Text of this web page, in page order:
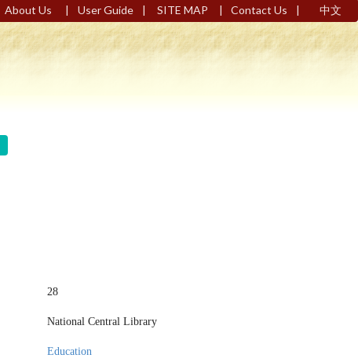
About Us | User Guide | SITE MAP | Contact Us | 中文
28
National Central Library
Education